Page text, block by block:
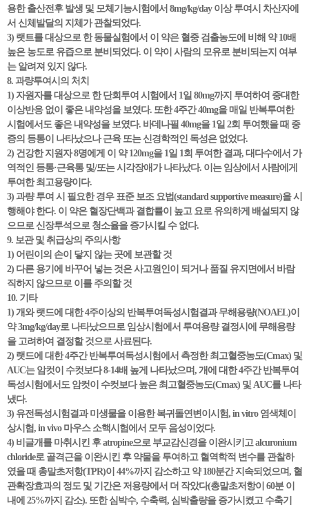
용한 출산전후 발생 및 모체기능시험에서 8mg/kg/day 이상 투여시 차산자에
서 신체발달의 지체가 관찰되었다.
3) 랫트를 대상으로 한 동물실험에서 이 약은 혈중 검출농도에 비해 약 10배
높은 농도로 유즙으로 분비되었다. 이 약이 사람의 모유로 분비되는지 여부
는 알려져 있지 않다.
8. 과량투여시의 처치
1) 자원자를 대상으로 한 단회투여 시험에서 1일 80mg까지 투여하여 중대한
이상반응 없이 좋은 내약성을 보였다. 또한 4주간 40mg을 매일 반복투여한
시험에서도 좋은 내약성을 보였다. 바데나필 40mg을 1일 2회 투여했을 때 중
증의 등통이 나타났으나 근육 또는 신경학적인 독성은 없었다.
2) 건강한 지원자 8명에게 이 약 120mg을 1일 1회 투여한 결과, 대다수에서 가
역적인 등통·근육통 및/또는 시각장애가 나타났다. 이는 임상에서 사람에게
투여한 최고용량이다.
3) 과량 투여 시 필요한 경우 표준 보조 요법(standard supportive measure)을 시
행해야 한다. 이 약은 혈장단백과 결합률이 높고 요로 유의하게 배설되지 않
으므로 신장투석으로 청소율을 증가시킬 수 없다.
9. 보관 및 취급상의 주의사항
1) 어린이의 손이 닿지 않는 곳에 보관할 것
2) 다른 용기에 바꾸어 넣는 것은 사고원인이 되거나 품질 유지면에서 바람
직하지 않으므로 이를 주의할 것
10. 기타
1) 개와 랫드에 대한 4주이상의 반복투여독성시험결과 무해용량(NOAEL)이
약 3mg/kg/day로 나타났으므로 임상시험에서 투여용량 결정시에 무해용량
을 고려하여 결정할 것으로 사료된다.
2) 랫드에 대한 4주간 반복투여독성시험에서 측정한 최고혈중농도(Cmax) 및
AUC는 암컷이 수컷보다 8-14배 높게 나타났으며, 개에 대한 4주간 반복투여
독성시험에서도 암컷이 수컷보다 높은 최고혈중농도(Cmax) 및 AUC를 나타
냈다.
3) 유전독성시험결과 미생물을 이용한 복귀돌연변이시험, in vitro 염색체이
상시험, in vivo 마우스 소핵시험에서 모두 음성이었다.
4) 비글개를 마취시킨 후 atropine으로 부교감신경을 이완시키고 alcuronium
chloride로 골격근을 이완시킨 후 약물을 투여하고 혈역학적 변수를 관찰하
였을 때 총말초저항(TPR)이 44%까지 감소하고 약 180분간 지속되었으며, 혈
관확장효과의 정도 및 기간은 저용량에서 더 작았다(총말초저항이 60분 이
내에 25%까지 감소). 또한 심박수, 수축력, 심박출량을 증가시켰고 수축기